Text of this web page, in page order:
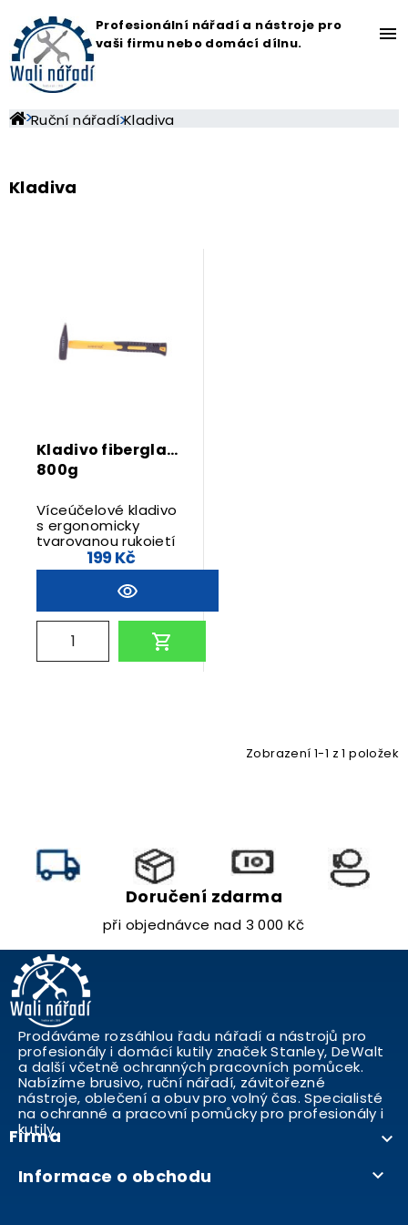
Profesionální nářadí a nástroje pro
vaši firmu nebo domácí dílnu.
Ruční nářadí Kladiva
Kladiva
Kladivo fiberglass
800g
Víceúčelové kladivo
s ergonomicky
tvarovanou rukojetí
ze sklolaminátu.
199 Kč
Zobrazení 1-1 z 1 položek
menu
Doručení zdarma
při objednávce nad 3 000 Kč
Prodáváme rozsáhlou řadu nářadí a nástrojů pro
profesionály i domácí kutily značek Stanley, DeWalt
a další včetně ochranných pracovních pomůcek.
Nabízíme brusivo, ruční nářadí, závitořezné
nástroje, oblečení a obuv pro volný čas. Specialisté
na ochranné a pracovní pomůcky pro profesionály i
kutily..
Firma 
Informace o obchodu 